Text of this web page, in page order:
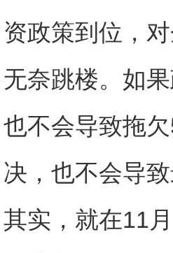
资政策到位，
无奈跳楼。如
也不会导致拖
决，也不会导
其实，就在11